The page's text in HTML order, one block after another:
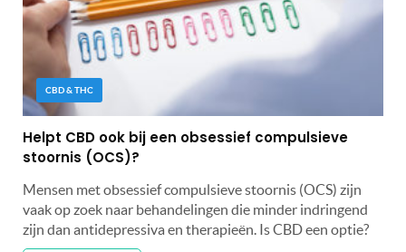
CBD & THC
Helpt CBD ook bij een obsessief compulsieve
stoornis (OCS)?
Mensen met obsessief compulsieve stoornis (OCS) zijn
vaak op zoek naar behandelingen die minder indringend
zijn dan antidepressiva en therapieën. Is CBD een optie?